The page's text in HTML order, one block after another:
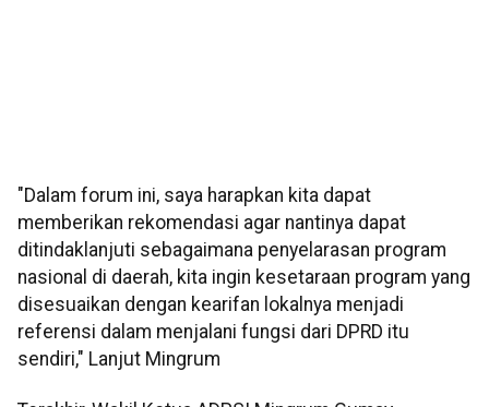
"Dalam forum ini, saya harapkan kita dapat
memberikan rekomendasi agar nantinya dapat
ditindaklanjuti sebagaimana penyelarasan program
nasional di daerah, kita ingin kesetaraan program yang
disesuaikan dengan kearifan lokalnya menjadi
referensi dalam menjalani fungsi dari DPRD itu
sendiri," Lanjut Mingrum